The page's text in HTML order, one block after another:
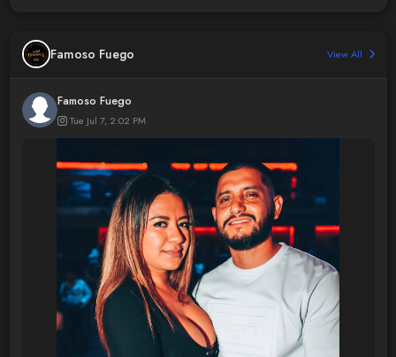
Famoso Fuego View All
Famoso Fuego
Tue Jul 7, 2:02 PM